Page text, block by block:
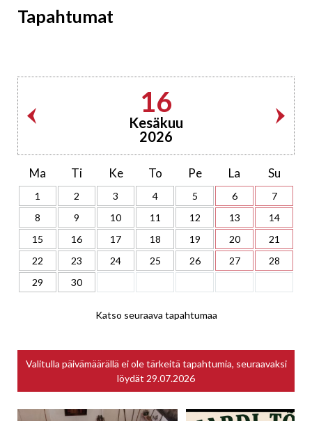
Tapahtumat
16
Kesäkuu
2026
Ma Ti Ke To Pe La Su
1 2 3 4 5 6
7
8
9 10 11 12 13
14
15
16 17 18 19 20
21
22
23 24 25 26 27
28
29
30
Katso seuraava tapahtumaa
Valitulla päivämäärällä ei ole tärkeitä tapahtumia, seuraavaksi
löydät 29.07.2026